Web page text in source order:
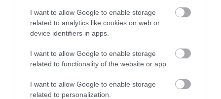
I want to allow Google to enable storage
related to analytics like cookies on web or
device identifiers in apps.
I want to allow Google to enable storage
related to functionality of the website or app.
I want to allow Google to enable storage
related to personalization.
Csütörtöktől így változik az üzemanyagok
Újabb nagykereskedelmi áremelés érkezik: csütörtöktől a 95-ös